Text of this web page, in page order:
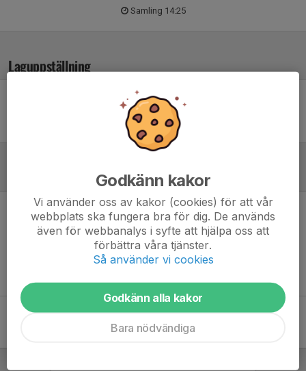
Samling 14:25
Laguppställning
Ingen uppställning ifylld
Inget referat skrivet
Godkänn kakor
Vi använder oss av kakor (cookies) för att vår
webbplats ska fungera bra för dig. De används
även för webbanalys i syfte att hjälpa oss att
förbättra våra tjänster.
Så använder vi cookies
Godkänn alla kakor
Bara nödvändiga